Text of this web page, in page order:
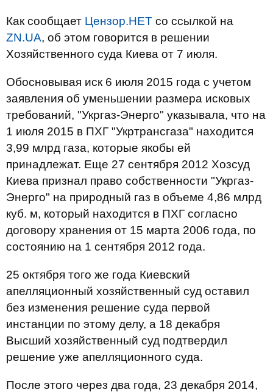
Как сообщает Цензор.НЕТ со ссылкой на
ZN.UA, об этом говорится в решении
Хозяйственного суда Киева от 7 июля.
Обосновывая иск 6 июля 2015 года с учетом
заявления об уменьшении размера исковых
требований, "Укргаз-Энерго" указывала, что на
1 июля 2015 в ПХГ "Укртрансгаза" находится
3,99 млрд газа, которые якобы ей
принадлежат. Еще 27 сентября 2012 Хозсуд
Киева признал право собственности "Укргаз-
Энерго" на природный газ в объеме 4,86 млрд
куб. м, который находится в ПХГ согласно
договору хранения от 15 марта 2006 года, по
состоянию на 1 сентября 2012 года.
25 октября того же года Киевский
апелляционный хозяйственный суд оставил
без изменения решение суда первой
инстанции по этому делу, а 18 декабря
Высший хозяйственный суд подтвердил
решение уже апелляционного суда.
После этого через два года, 23 декабря 2014,